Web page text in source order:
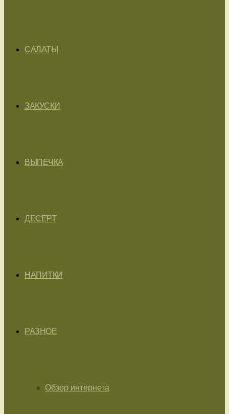
САЛАТЫ
ЗАКУСКИ
ВЫПЕЧКА
ДЕСЕРТ
НАПИТКИ
РАЗНОЕ
Обзор интернета